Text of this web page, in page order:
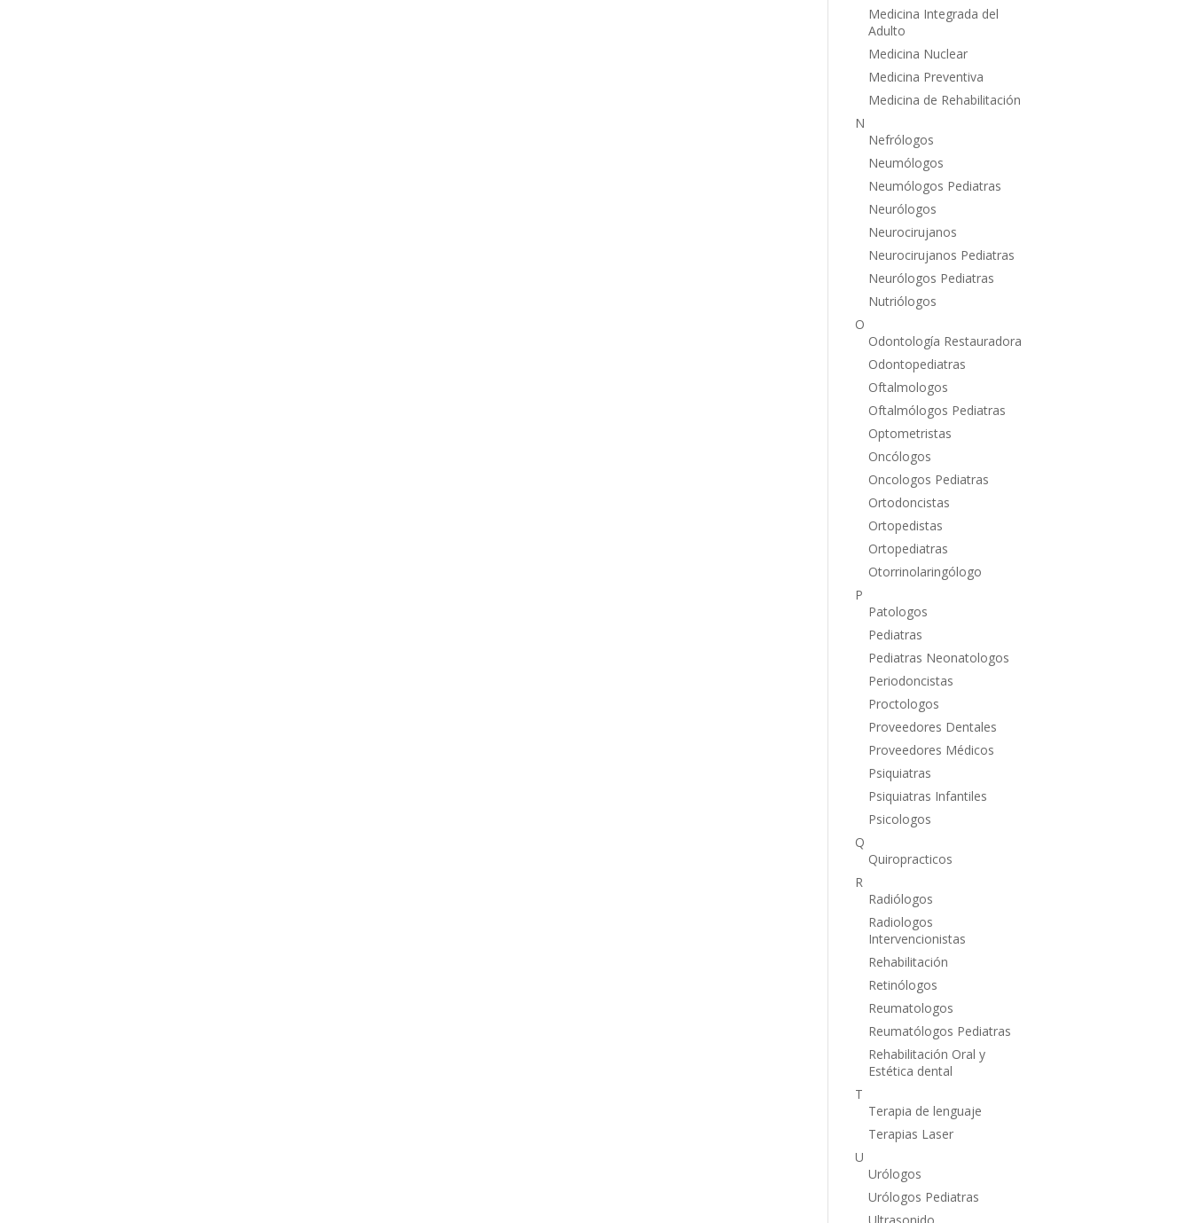
Medicina Integrada del
Adulto
Medicina Nuclear
Medicina Preventiva
Medicina de Rehabilitación
N
Nefrólogos
Neumólogos
Neumólogos Pediatras
Neurólogos
Neurocirujanos
Neurocirujanos Pediatras
Neurólogos Pediatras
Nutriólogos
O
Odontología Restauradora
Odontopediatras
Oftalmologos
Oftalmólogos Pediatras
Optometristas
Oncólogos
Oncologos Pediatras
Ortodoncistas
Ortopedistas
Ortopediatras
Otorrinolaringólogo
P
Patologos
Pediatras
Pediatras Neonatologos
Periodoncistas
Proctologos
Proveedores Dentales
Proveedores Médicos
Psiquiatras
Psiquiatras Infantiles
Psicologos
Q
Quiropracticos
R
Radiólogos
Radiologos
Intervencionistas
Rehabilitación
Retinólogos
Reumatologos
Reumatólogos Pediatras
Rehabilitación Oral y
Estética dental
T
Terapia de lenguaje
Terapias Laser
U
Urólogos
Urólogos Pediatras
Ultrasonido